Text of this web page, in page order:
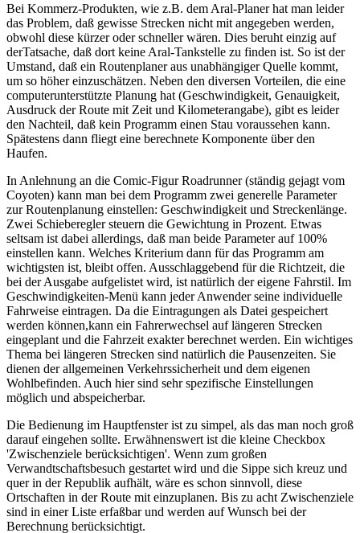
Bei Kommerz-Produkten, wie z.B. dem Aral-Planer hat man leider
das Problem, daß gewisse Strecken nicht mit angegeben werden,
obwohl diese kürzer oder schneller wären. Dies beruht einzig auf
derTatsache, daß dort keine Aral-Tankstelle zu finden ist. So ist der
Umstand, daß ein Routenplaner aus unabhängiger Quelle kommt,
um so höher einzuschätzen. Neben den diversen Vorteilen, die eine
computerunterstützte Planung hat (Geschwindigkeit, Genauigkeit,
Ausdruck der Route mit Zeit und Kilometerangabe), gibt es leider
den Nachteil, daß kein Programm einen Stau voraussehen kann.
Spätestens dann fliegt eine berechnete Komponente über den
Haufen.
In Anlehnung an die Comic-Figur Roadrunner (ständig gejagt vom
Coyoten) kann man bei dem Programm zwei generelle Parameter
zur Routenplanung einstellen: Geschwindigkeit und Streckenlänge.
Zwei Schieberegler steuern die Gewichtung in Prozent. Etwas
seltsam ist dabei allerdings, daß man beide Parameter auf 100%
einstellen kann. Welches Kriterium dann für das Programm am
wichtigsten ist, bleibt offen. Ausschlaggebend für die Richtzeit, die
bei der Ausgabe aufgelistet wird, ist natürlich der eigene Fahrstil. Im
Geschwindigkeiten-Menü kann jeder Anwender seine individuelle
Fahrweise eintragen. Da die Eintragungen als Datei gespeichert
werden können,kann ein Fahrerwechsel auf längeren Strecken
eingeplant und die Fahrzeit exakter berechnet werden. Ein wichtiges
Thema bei längeren Strecken sind natürlich die Pausenzeiten. Sie
dienen der allgemeinen Verkehrssicherheit und dem eigenen
Wohlbefinden. Auch hier sind sehr spezifische Einstellungen
möglich und abspeicherbar.
Die Bedienung im Hauptfenster ist zu simpel, als das man noch groß
darauf eingehen sollte. Erwähnenswert ist die kleine Checkbox
'Zwischenziele berücksichtigen'. Wenn zum großen
Verwandtschaftsbesuch gestartet wird und die Sippe sich kreuz und
quer in der Republik aufhält, wäre es schon sinnvoll, diese
Ortschaften in der Route mit einzuplanen. Bis zu acht Zwischenziele
sind in einer Liste erfaßbar und werden auf Wunsch bei der
Berechnung berücksichtigt.